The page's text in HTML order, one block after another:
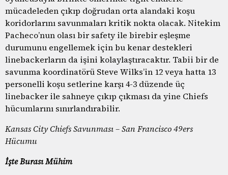
mücadeleden çıkıp doğrudan orta alandaki koşu
koridorlarını savunmaları kritik nokta olacak. Nitekim
Pacheco’nun olası bir safety ile birebir eşleşme
durumunu engellemek için bu kenar destekleri
linebackerların da işini kolaylaştıracaktır. Tabii bir de
savunma koordinatörü Steve Wilks’in 12 veya hatta 13
personelli koşu setlerine karşı 4-3 düzende üç
linebacker ile sahneye çıkıp çıkması da yine Chiefs
hücumlarını sınırlandırabilir.
Kansas City Chiefs Savunması – San Francisco 49ers
Hücumu
İşte Burası Mühim